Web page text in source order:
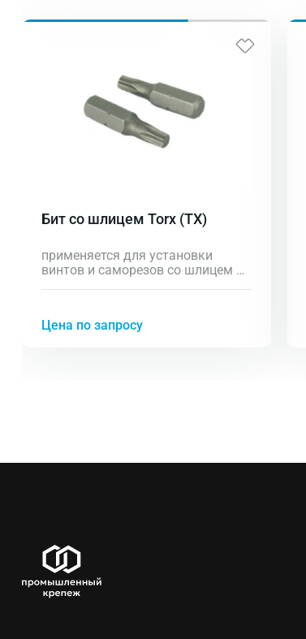
Бит со шлицем Torx (TX)
применяется для установки
винтов и саморезов со шлицем в
Цена по запросу